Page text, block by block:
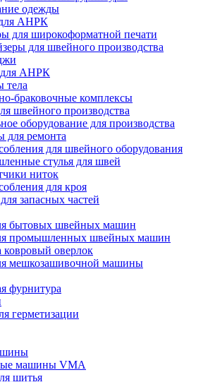
одежды
АНРК
для широкоформатной печати
для швейного производства
АНРК
тела
браковочные комплексы
швейного производства
оборудование для производства
ремонта
для швейного оборудования
стулья для швей
ниток
для кроя
запасных частей
бытовых швейных машин
промышленных швейных машин
оверлок
мешкозашивочной машины
фурнитура
герметизации
машины VMA
шитья